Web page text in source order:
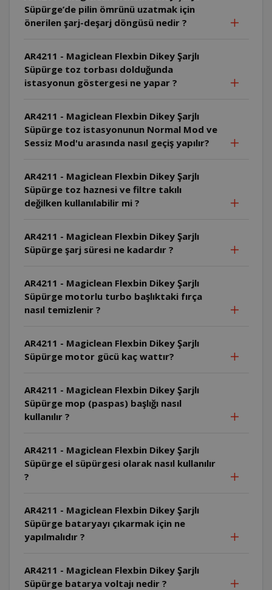
Süpürge’de pilin ömrünü uzatmak için
önerilen şarj-deşarj döngüsü nedir ?
AR4211 - Magiclean Flexbin Dikey Şarjlı
Süpürge toz torbası dolduğunda
istasyonun göstergesi ne yapar ?
AR4211 - Magiclean Flexbin Dikey Şarjlı
Süpürge toz istasyonunun Normal Mod ve
Sessiz Mod'u arasında nasıl geçiş yapılır?
AR4211 - Magiclean Flexbin Dikey Şarjlı
Süpürge toz haznesi ve filtre takılı
değilken kullanılabilir mi ?
AR4211 - Magiclean Flexbin Dikey Şarjlı
Süpürge şarj süresi ne kadardır ?
AR4211 - Magiclean Flexbin Dikey Şarjlı
Süpürge motorlu turbo başlıktaki fırça
nasıl temizlenir ?
AR4211 - Magiclean Flexbin Dikey Şarjlı
Süpürge motor gücü kaç wattır?
AR4211 - Magiclean Flexbin Dikey Şarjlı
Süpürge mop (paspas) başlığı nasıl
kullanılır ?
AR4211 - Magiclean Flexbin Dikey Şarjlı
Süpürge el süpürgesi olarak nasıl kullanılır
?
AR4211 - Magiclean Flexbin Dikey Şarjlı
Süpürge bataryayı çıkarmak için ne
yapılmalıdır ?
AR4211 - Magiclean Flexbin Dikey Şarjlı
Süpürge batarya voltajı nedir ?